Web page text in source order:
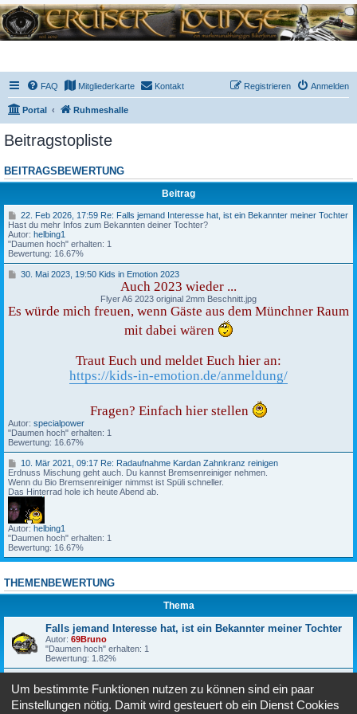
FAQ Mitgliederkarte Kontakt Anmelden
Registrieren
Portal Ruhmeshalle
Beitragstopliste
BEITRAGSBEWERTUNG
Beitrag
2
2
.
F
e
b
2
,
l
l
s
j
e
m
a
n
d
I
n
t
e
r
e
s
e
h
t
i
s
t
i
n
B
e
k
22. Feb 2026, 17:59 Re: Falls jemand Interesse hat, ist ein Bekannter meiner Tochter
Hast du mehr Infos zum Bekannten deiner Tochter?
Autor: helbing1
"Daumen hoch" erhalten: 1
Bewertung: 16.67%
3
a
K
i
d
s
i
n
E
m
o
t
i
o
n
2
2
3
30. Mai 2023, 19:50 Kids in Emotion 2023
Auch 2023 wieder ...
Flyer A6 2023 original 2mm Beschnitt.jpg
Es würde mich freuen, wenn Gäste aus dem Münchner Raum
mit dabei wären
Traut Euch und meldet Euch hier an:
https://kids-in-emotion.de/anmeldung/
Fragen? Einfach hier stellen
Autor: specialpower
"Daumen hoch" erhalten: 1
Bewertung: 16.67%
1
0
.
M
r
2
0
2
1
,
9
:
1
e
:
R
d
u
f
n
10. Mär 2021, 09:17 Re: Radaufnahme Kardan Zahnkranz reinigen
Erdnuss Mischung geht auch. Du kannst Bremsenreiniger nehmen.
Wenn du Bio Bremsenreiniger nimmst ist Spüli schneller.
Das Hinterrad hole ich heute Abend ab.
Autor: helbing1
"Daumen hoch" erhalten: 1
Bewertung: 16.67%
THEMENBEWERTUNG
Thema
Falls jemand Interesse hat, ist ein Bekannter meiner Tochter
Autor: 69Bruno
"Daumen hoch" erhalten: 1
Bewertung: 1.82%
Autor:specialpower
"Daumen hoch" erhalten: 1
Bewertung: 1.82%
Um bestimmte Funktionen nutzen zu können sind ein paar
Einstellungen nötig. Damit wird gesteuert ob ein Dienst Cookies